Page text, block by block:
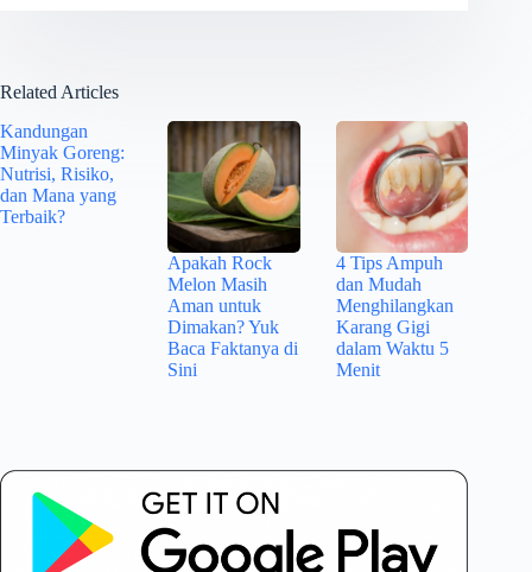
Related Articles
Kandungan
Minyak Goreng:
Nutrisi, Risiko,
dan Mana yang
Terbaik?
Apakah Rock
Melon Masih
Aman untuk
Dimakan? Yuk
Baca Faktanya di
Sini
4 Tips Ampuh
dan Mudah
Menghilangkan
Karang Gigi
dalam Waktu 5
Menit